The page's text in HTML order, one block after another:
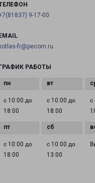
9-17-00
EMAIL
kotlas-fr@pecom.ru
ГРАФИК РАБОТЫ
с 10:00 до
18:00
с 10:00 до
18:00
с
с 10:00 до
18:00
с 10:00 до
13:00